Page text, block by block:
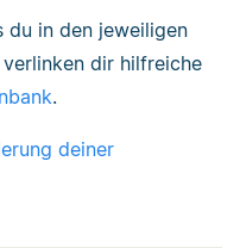
du in den jeweiligen
dir hilfreiche
.
deiner